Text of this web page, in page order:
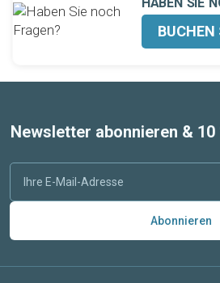
BUCHEN
Newsletter abonnieren & 10
Abonnieren